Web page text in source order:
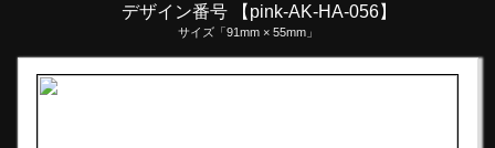
デザイン番号 【pink-AK-HA-056】
サイズ「91mm × 55mm」